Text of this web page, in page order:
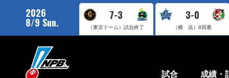
2026
8/9 Sun.
7-3
（東京ドーム）試合終了
3-0
（横 浜）8回裏
試合 成績・